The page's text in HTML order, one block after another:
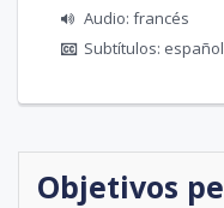
Audio: francés
Subtítulos:
Objetivos